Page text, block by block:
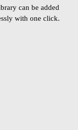
can be added
with one click.